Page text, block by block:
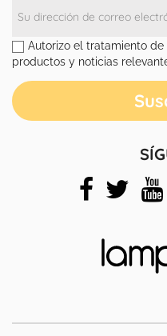
Autorizo el tratamiento
productos y noticias